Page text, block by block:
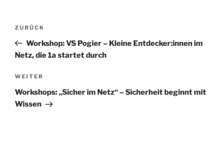
Beitragsnavigation
Vorheriger
Beitrag
ZURÜCK
Workshop: VS Pogier – Kleine Entdecker:innen im
Netz, die 1a startet durch
Nächster
Beitrag
WEITER
Workshops: „Sicher im Netz“ – Sicherheit beginnt mit
Wissen